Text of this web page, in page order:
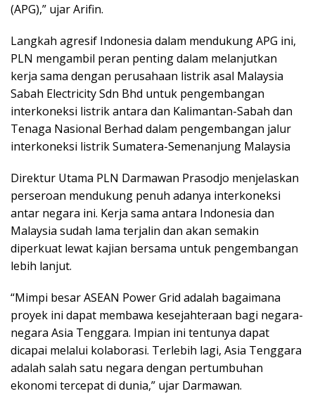
(APG),” ujar Arifin.
Langkah agresif Indonesia dalam mendukung APG ini,
PLN mengambil peran penting dalam melanjutkan
kerja sama dengan perusahaan listrik asal Malaysia
Sabah Electricity Sdn Bhd untuk pengembangan
interkoneksi listrik antara dan Kalimantan-Sabah dan
Tenaga Nasional Berhad dalam pengembangan jalur
interkoneksi listrik Sumatera-Semenanjung Malaysia
Direktur Utama PLN Darmawan Prasodjo menjelaskan
perseroan mendukung penuh adanya interkoneksi
antar negara ini. Kerja sama antara Indonesia dan
Malaysia sudah lama terjalin dan akan semakin
diperkuat lewat kajian bersama untuk pengembangan
lebih lanjut.
“Mimpi besar ASEAN Power Grid adalah bagaimana
proyek ini dapat membawa kesejahteraan bagi negara-
negara Asia Tenggara. Impian ini tentunya dapat
dicapai melalui kolaborasi. Terlebih lagi, Asia Tenggara
adalah salah satu negara dengan pertumbuhan
ekonomi tercepat di dunia,” ujar Darmawan.